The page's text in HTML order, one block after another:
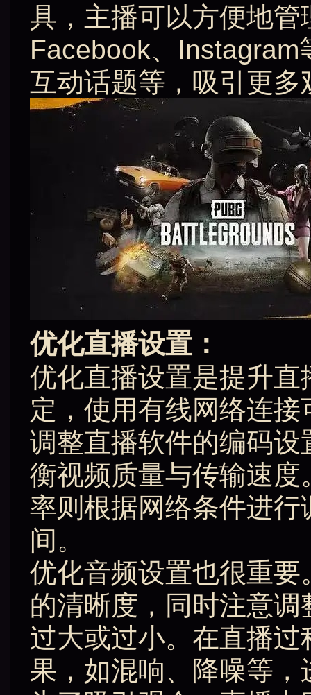
具，主播可以方便地
Facebook、Instagram
互动话题等，吸引更
优化直播设置：
优化直播设置是提升
定，使用有线网络连
调整直播软件的编码
衡视频质量与传输速
率则根据网络条件进
间。
优化音频设置也很重
的清晰度，同时注意
过大或过小。在直播
果，如混响、降噪等